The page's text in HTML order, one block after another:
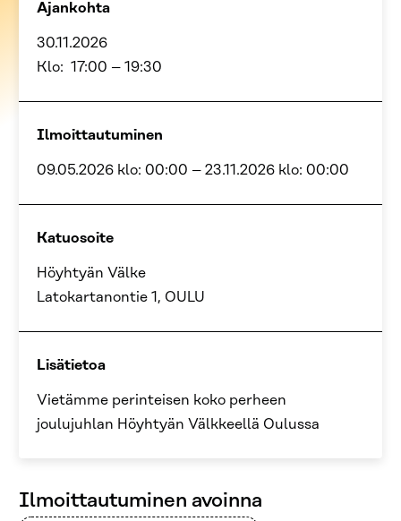
Ajankohta
30.11.2026
Klo: 17:00 – 19:30
Ilmoittautuminen
09.05.2026 klo: 00:00 – 23.11.2026 klo: 00:00
Katuosoite
Höyhtyän Välke
Latokartanontie 1, OULU
Lisätietoa
Vietämme perinteisen koko perheen
joulujuhlan Höyhtyän Välkkeellä Oulussa
Ilmoittautuminen avoinna